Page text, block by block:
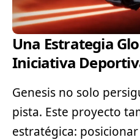
Una Estrategia
Iniciativa
Genesis no solo
pista. Este proyecto
estratégica: posicionar